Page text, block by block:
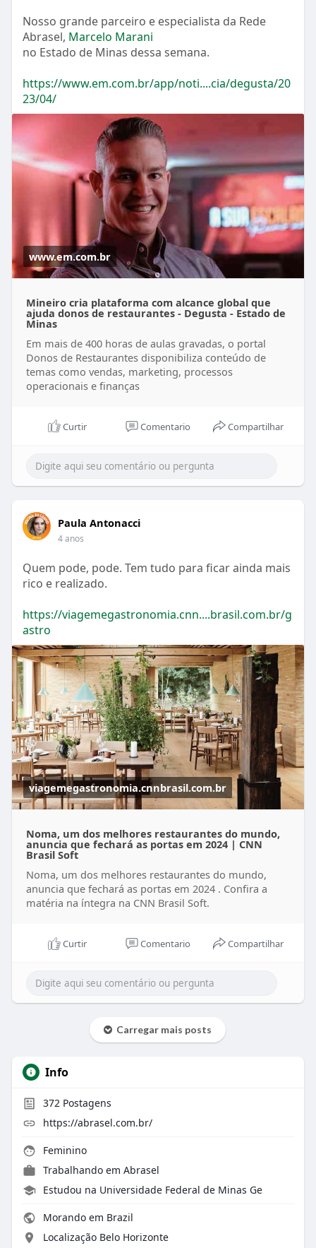
Nosso grande parceiro e especialista da Rede
Abrasel, Marcelo Marani
no Estado de Minas dessa semana.
https://www.em.com.br/app/noti....cia/degusta/20
23/04/
www.em.com.br
Mineiro cria plataforma com alcance global que
ajuda donos de restaurantes - Degusta - Estado de
Minas
Em mais de 400 horas de aulas gravadas, o portal
Donos de Restaurantes disponibiliza conteúdo de
temas como vendas, marketing, processos
operacionais e finanças
Curtir Comentario Compartilhar
Paula Antonacci
4 anos
Quem pode, pode. Tem tudo para ficar ainda mais
rico e realizado.
https://viagemegastronomia.cnn....brasil.com.br/g
astro
viagemegastronomia.cnnbrasil.com.br
Noma, um dos melhores restaurantes do mundo,
anuncia que fechará as portas em 2024 | CNN
Brasil Soft
Noma, um dos melhores restaurantes do mundo,
anuncia que fechará as portas em 2024 . Confira a
matéria na íntegra na CNN Brasil Soft.
Curtir Comentario Compartilhar
Carregar mais posts
Info
372Postagens
https://abrasel.com.br/
Feminino
Trabalhando em Abrasel
Estudou na Universidade Federal de Minas Ge
Morando em Brazil
Localização Belo Horizonte